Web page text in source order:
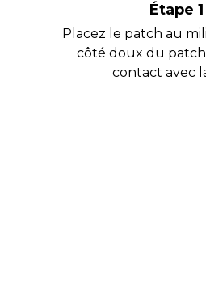
Étape
Placez le patch au
côté doux du
contact avec